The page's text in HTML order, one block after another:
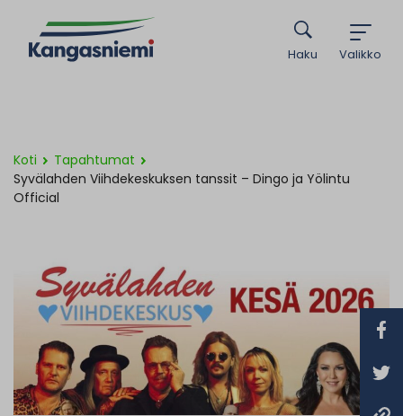
Valikko
Haku
Koti
Tapahtumat
Syvälahden Viihdekeskuksen tanssit – Dingo ja Yölintu
Official